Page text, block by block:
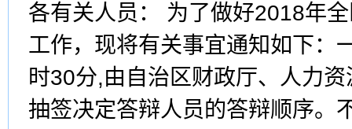
各有关人员： 为了做好2018年
工作，现将有关事宜通知如下：
时30分,由自治区财政厅、人力
抽签决定答辩人员的答辩顺序。